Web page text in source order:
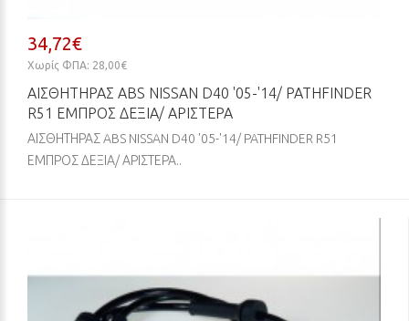
34,72€
Χωρίς ΦΠΑ: 28,00€
ΑΙΣΘΗΤΗΡΑΣ ABS NISSAN D40 '05-'14/ PATHFINDER
R51 ΕΜΠΡΟΣ ΔΕΞΙΑ/ ΑΡΙΣΤΕΡΑ
ΑΙΣΘΗΤΗΡΑΣ ABS NISSAN D40 '05-'14/ PATHFINDER R51
ΕΜΠΡΟΣ ΔΕΞΙΑ/ ΑΡΙΣΤΕΡΑ..